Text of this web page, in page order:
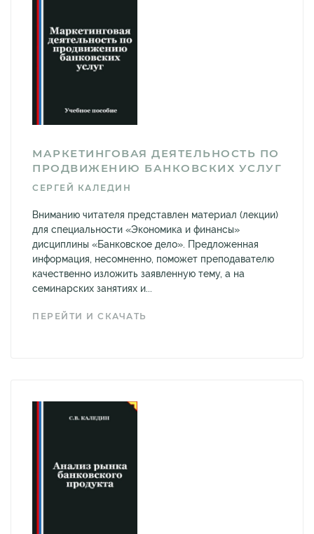
МАРКЕТИНГОВАЯ ДЕЯТЕЛЬНОСТЬ ПО
ПРОДВИЖЕНИЮ БАНКОВСКИХ УСЛУГ
СЕРГЕЙ КАЛЕДИН
Вниманию читателя представлен материал (лекции)
для специальности «Экономика и финансы»
дисциплины «Банковское дело». Предложенная
информация, несомненно, поможет преподавателю
качественно изложить заявленную тему, а на
семинарских занятиях и...
ПЕРЕЙТИ И СКАЧАТЬ